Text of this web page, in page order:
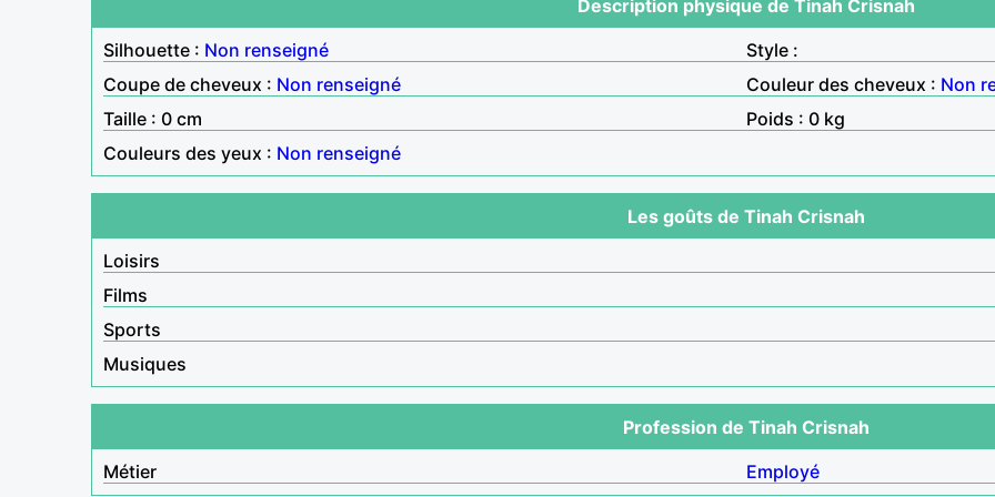
Description physique de Tinah Crisnah
Silhouette : Non renseigné
Style :
Coupe de cheveux : Non renseigné Couleur des cheveux : Non
Taille : 0 cm
Poids : 0 kg
Couleurs des yeux : Non renseigné
Les goûts de Tinah Crisnah
Loisirs
Films
Sports
Musiques
Profession de Tinah Crisnah
Métier
Employé